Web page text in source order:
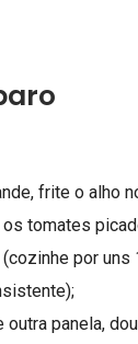
frite o alho
os tomates
por uns
outra panela,